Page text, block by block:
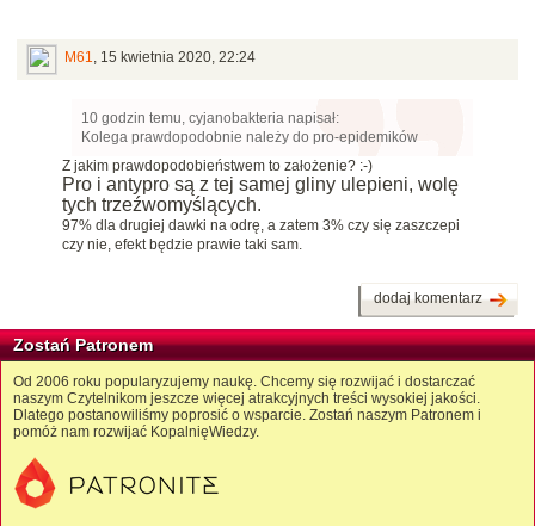
M61, 15 kwietnia 2020, 22:24
10 godzin temu, cyjanobakteria napisał:
Kolega prawdopodobnie należy do pro-epidemików
Z jakim prawdopodobieństwem to założenie? :-)
Pro i antypro są z tej samej gliny ulepieni, wolę
tych trzeźwomyślących.
97% dla drugiej dawki na odrę, a zatem 3% czy się zaszczepi
czy nie, efekt będzie prawie taki sam.
dodaj komentarz
Zostań Patronem
Od 2006 roku popularyzujemy naukę. Chcemy się rozwijać i dostarczać
naszym Czytelnikom jeszcze więcej atrakcyjnych treści wysokiej jakości.
Dlatego postanowiliśmy poprosić o wsparcie. Zostań naszym Patronem i
pomóż nam rozwijać KopalnięWiedzy.